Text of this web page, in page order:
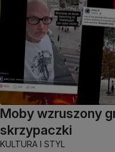
Moby wzruszony
skrzypaczki
KULTURA I STYL